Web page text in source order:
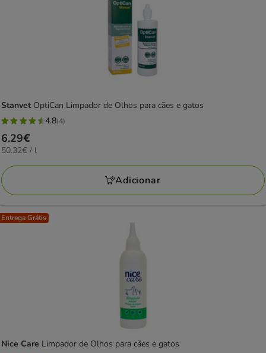
Stanvet OptiCan Limpador de Olhos para cães e gatos
4.8
estrelas
com
4
avaliações
4.8(4)
Preço
6.29€
6.29€
50.32€
L
50.32€ / l
Adicionar
Entrega Grátis
Nice Care Limpador de Olhos para cães e gatos